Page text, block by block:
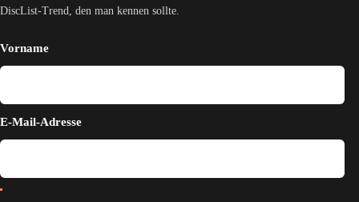
DiscList-Trend, den man kennen sollte.
Vorname
E-Mail-Adresse